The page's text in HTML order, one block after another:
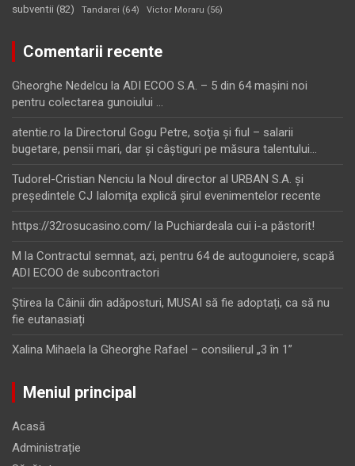
subventii (82) Tandarei (64) Victor Moraru (56)
Comentarii recente
Gheorghe Nedelcu la ADI ECOO S.A. – 5 din 64 maşini noi
pentru colectarea gunoiului …
atentie.ro la Directorul Gogu Petre, soţia şi fiul – salarii
bugetare, pensii mari, dar şi câştiguri pe măsura talentului…
Tudorel-Cristian Nenciu la Noul director al URBAN S.A. şi
preşedintele CJ Ialomiţa explică şirul evenimentelor recente
https://32rosucasino.com/ la Puchiardeala cui i-a păstorit!
M la Contractul semnat, azi, pentru 64 de autogunoiere, scapă
ADI ECOO de subcontractori
Ştirea la Câinii din adăposturi, MUSAI să fie adoptați, ca să nu
fie eutanasiați
Xalina Mihaela la Gheorghe Rafael – consilierul „3 în 1”
Meniul principal
Acasă
Administrație